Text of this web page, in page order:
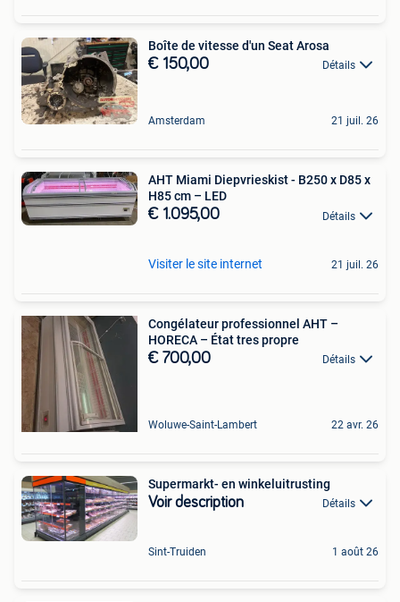
Boîte de vitesse d'un Seat Arosa
€ 150,00 Détails
Amsterdam 21 juil. 26
AHT Miami Diepvrieskist - B250 x D85 x
H85 cm – LED
€ 1.095,00 Détails
Visiter le site internet 21 juil. 26
Congélateur professionnel AHT –
HORECA – État tres propre
€ 700,00 Détails
Woluwe-Saint-Lambert 22 avr. 26
Supermarkt- en winkeluitrusting
Voir description Détails
Sint-Truiden 1 août 26